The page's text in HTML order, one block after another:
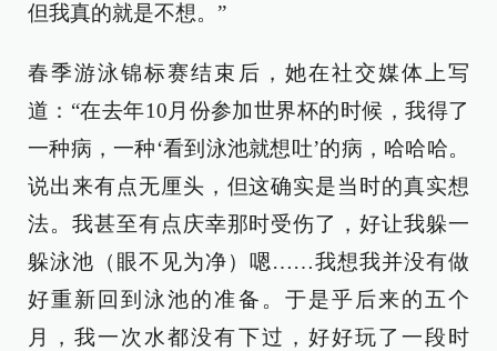
但我真的就是不想。”
春季游泳锦标赛结束后，她在社交媒体上写
道：“在去年10月份参加世界杯的时候，我得了
一种病，一种‘看到泳池就想吐’的病，哈哈哈。
说出来有点无厘头，但这确实是当时的真实想
法。我甚至有点庆幸那时受伤了，好让我躲一
躲泳池（眼不见为净）嗯……我想我并没有做
好重新回到泳池的准备。于是乎后来的五个
月，我一次水都没有下过，好好玩了一段时